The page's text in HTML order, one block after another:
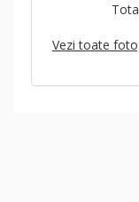
Vezi toate